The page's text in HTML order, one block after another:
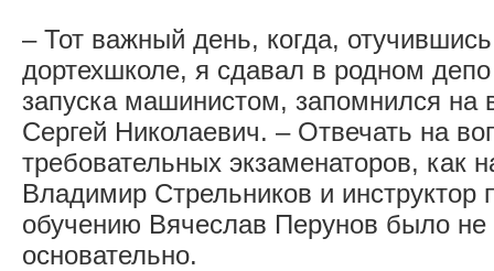
– Тот важный день, когда,
дортехшколе, я сдавал в родном
запуска машинистом, запомнился на
Сергей Николаевич. – Отвечать на
требовательных экзаменаторов, как
Владимир Стрельников и инструктор
обучению Вячеслав Перунов было не
основательно.